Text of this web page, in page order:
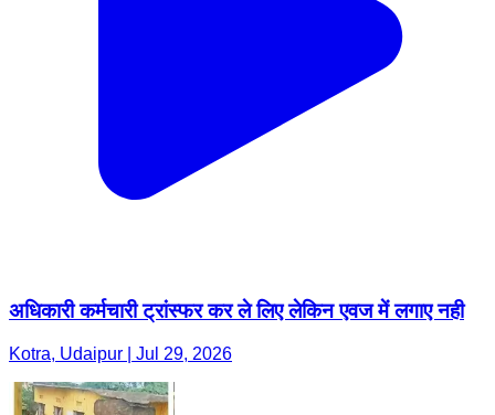
अधिकारी कर्मचारी ट्रांस्फर कर ले लिए लेकिन एवज में लगाए नही
Kotra, Udaipur | Jul 29, 2026